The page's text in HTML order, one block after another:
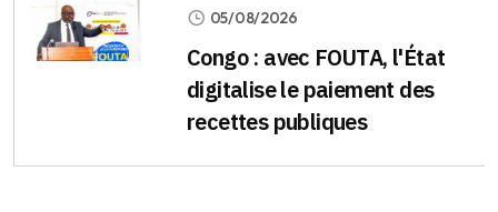
05/08/2026
Congo : avec FOUTA, l'État
digitalise le paiement des
recettes publiques